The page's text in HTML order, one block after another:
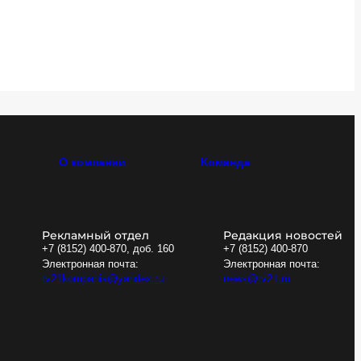
О компании
Команда
Рекламный отдел
+7 (8152) 400-870, доб. 160
Электронная почта:
tv21kompania@yandex.ru
Редакция новостей
+7 (8152) 400-870
Электронная почта:
news@tv21.ru